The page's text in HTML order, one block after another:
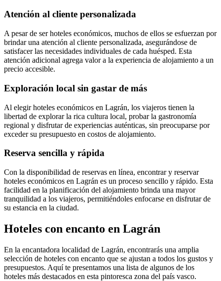
Atención al cliente personalizada
A pesar de ser hoteles económicos, muchos de ellos se esfuerzan por
brindar una atención al cliente personalizada, asegurándose de
satisfacer las necesidades individuales de cada huésped. Esta
atención adicional agrega valor a la experiencia de alojamiento a un
precio accesible.
Exploración local sin gastar de más
Al elegir hoteles económicos en Lagrán, los viajeros tienen la
libertad de explorar la rica cultura local, probar la gastronomía
regional y disfrutar de experiencias auténticas, sin preocuparse por
exceder su presupuesto en costos de alojamiento.
Reserva sencilla y rápida
Con la disponibilidad de reservas en línea, encontrar y reservar
hoteles económicos en Lagrán es un proceso sencillo y rápido. Esta
facilidad en la planificación del alojamiento brinda una mayor
tranquilidad a los viajeros, permitiéndoles enfocarse en disfrutar de
su estancia en la ciudad.
Hoteles con encanto en Lagrán
En la encantadora localidad de Lagrán, encontrarás una amplia
selección de hoteles con encanto que se ajustan a todos los gustos y
presupuestos. Aquí te presentamos una lista de algunos de los
hoteles más destacados en esta pintoresca zona del país vasco.